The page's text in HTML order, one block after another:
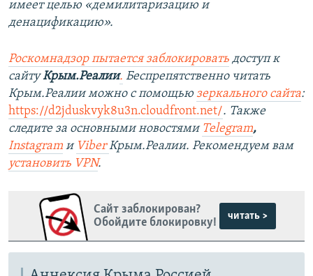
имеет целью «демилитаризацию и
денацификацию».
Роскомнадзор пытается заблокировать доступ к
сайтуКрым.Реалии. Беспрепятственно читать
Крым.Реалии можно с помощью зеркального сайта:
https://d2jduskvyk8u3n.cloudfront.net/. Также
следите за основными новостями Telegram,
Instagram и ViberКрым.Реалии. Рекомендуем вам
установить VPN.
Сайт заблокирован?
Обойдите блокировку!
читать >